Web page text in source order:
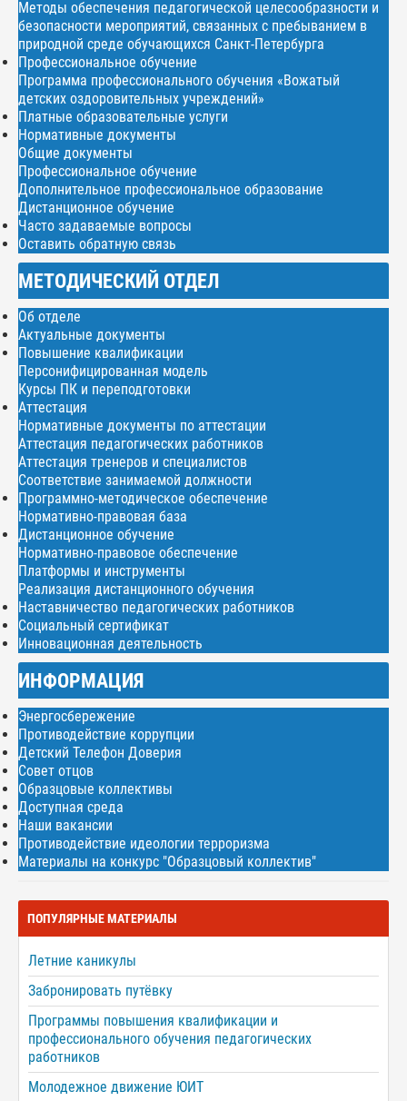
Методы обеспечения педагогической целесообразности и
безопасности мероприятий, связанных с пребыванием в
природной среде обучающихся Санкт-Петербурга
Профессиональное обучение
Программа профессионального обучения «Вожатый
детских оздоровительных учреждений»
Платные образовательные услуги
Нормативные документы
Общие документы
Профессиональное обучение
Дополнительное профессиональное образование
Дистанционное обучение
Часто задаваемые вопросы
Оставить обратную связь
МЕТОДИЧЕСКИЙ ОТДЕЛ
Об отделе
Актуальные документы
Повышение квалификации
Персонифицированная модель
Курсы ПК и переподготовки
Аттестация
Нормативные документы по аттестации
Аттестация педагогических работников
Аттестация тренеров и специалистов
Соответствие занимаемой должности
Программно-методическое обеспечение
Нормативно-правовая база
Дистанционное обучение
Нормативно-правовое обеспечение
Платформы и инструменты
Реализация дистанционного обучения
Наставничество педагогических работников
Социальный сертификат
Инновационная деятельность
ИНФОРМАЦИЯ
Энергосбережение
Противодействие коррупции
Детский Телефон Доверия
Совет отцов
Образцовые коллективы
Доступная среда
Наши вакансии
Противодействие идеологии терроризма
Материалы на конкурс "Образцовый коллектив"
ПОПУЛЯРНЫЕ МАТЕРИАЛЫ
Летние каникулы
Забронировать путёвку
Программы повышения квалификации и
профессионального обучения педагогических
работников
Молодежное движение ЮИТ